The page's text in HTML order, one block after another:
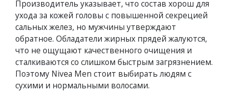
Производитель указывает, что состав хорош для
ухода за кожей головы с повышенной секрецией
сальных желез, но мужчины утверждают
обратное. Обладатели жирных прядей жалуются,
что не ощущают качественного очищения и
сталкиваются со слишком быстрым загрязнением.
Поэтому Nivea Men стоит выбирать людям с
сухими и нормальными волосами.